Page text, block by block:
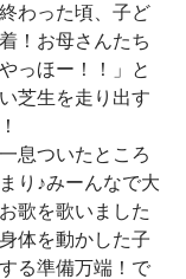
わった頃、子ど
！お母さんたち
っほー！！」と
芝生を走り出す
息ついたところ
り♪みーんなで大
歌を歌いました
体を動かした子
る準備万端！で